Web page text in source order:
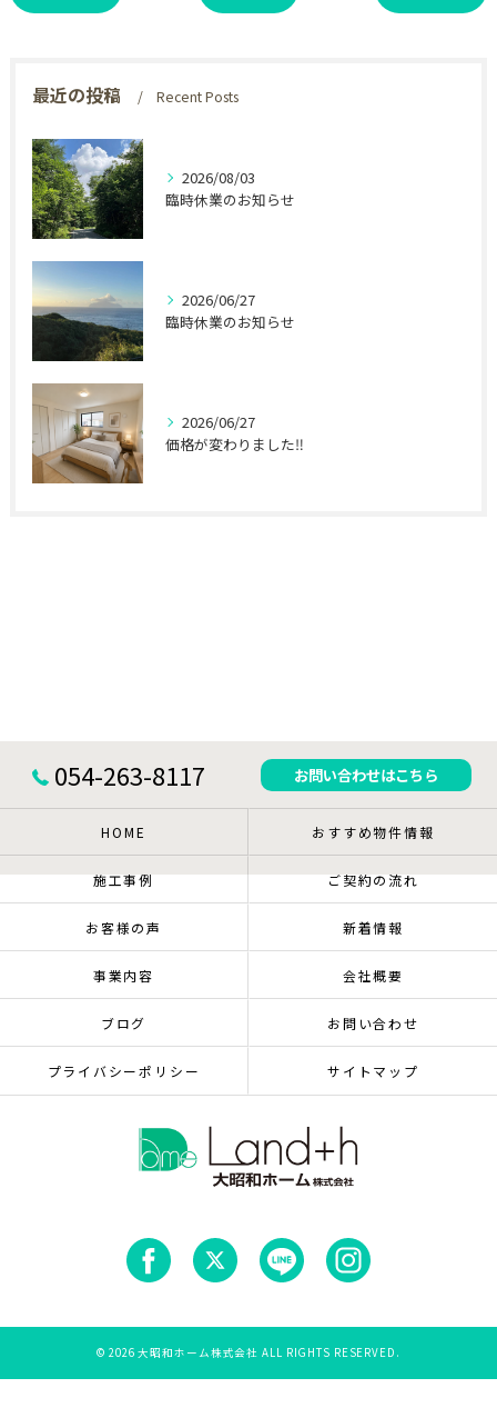
最近の投稿 Recent Posts
2026/08/03
臨時休業のお知らせ
2026/06/27
臨時休業のお知らせ
2026/06/27
価格が変わりました‼
054-263-8117 お問い合わせはこちら
HOME おすすめ物件情報
施工事例 ご契約の流れ
お客様の声 新着情報
事業内容 会社概要
ブログ お問い合わせ
プライバシーポリシー サイトマップ
© 2026 大昭和ホーム株式会社 ALL RIGHTS RESERVED.